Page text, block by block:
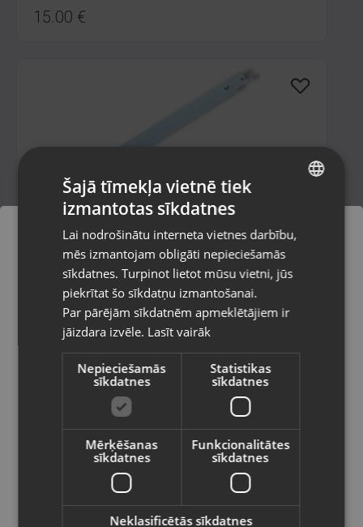
15.00 €
Zobenzāģa asmenis
Rēzekne, Atbrīvošanas aleja 119
Stāvoklis Jauns (Garantija 24 mēneši)
4.00€
Garant HSS 19MM
Pasūtījumi tiks piegādāti uz
izvēlēto valsti
Vietnes saturs būs attēlots izvēlētajā
valodā
Valsts
Latviešu / Latvian
RUSSIAN
Šajā tīmekļa vietnē tiek
izmantotas sīkdatnes
Lai nodrošinātu interneta vietnes darbību,
mēs izmantojam obligāti nepieciešamās
sīkdatnes. Turpinot lietot mūsu vietni, jūs
piekrītat šo sīkdatņu izmantošanai.
Par pārējām sīkdatnēm apmeklētājiem ir
jāizdara izvēle. Lasīt vairāk
Nepieciešamās
sīkdatnes
Statistikas
sīkdatnes
Mērķēšanas
sīkdatnes
Funkcionalitātes
sīkdatnes
Neklasificētās sīkdatnes